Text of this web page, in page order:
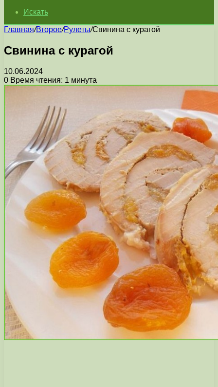
Искать
Главная/Второе/Рулеты/Свинина с курагой
Свинина с курагой
10.06.2024
0 Время чтения: 1 минута